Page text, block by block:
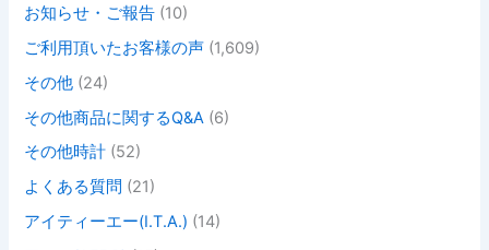
お知らせ・ご報告 (10)
ご利用頂いたお客様の声 (1,609)
その他 (24)
その他商品に関するQ&A (6)
その他時計 (52)
よくある質問 (21)
アイティーエー(I.T.A.) (14)